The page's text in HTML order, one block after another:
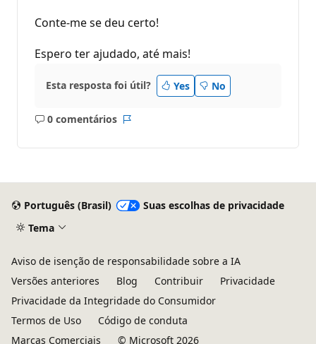
Conte-me se deu certo!
Espero ter ajudado, até mais!
Esta resposta foi útil? Yes No
0 comentários
Sem
Português (Brasil)
Suas escolhas de privacidade
Tema
Aviso de isenção de responsabilidade sobre a IA
Versões anteriores
Blog Contribuir
Privacidade
Privacidade da Integridade do Consumidor
Termos de Uso
Código de conduta
Marcas Comerciais
© Microsoft 2026